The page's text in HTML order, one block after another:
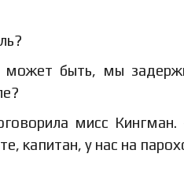
быть, мы
мисс
капитан, у нас на